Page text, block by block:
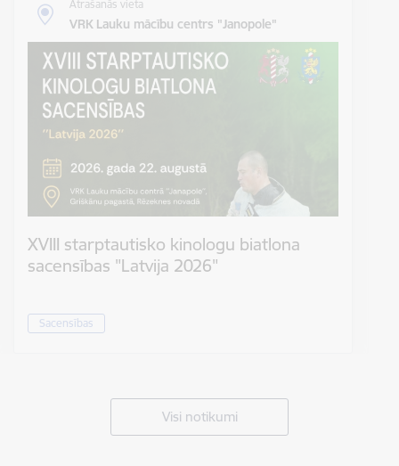
Atrašanās vieta
VRK Lauku mācību centrs "Janopole"
XVIII starptautisko kinologu biatlona
sacensības "Latvija 2026"
Sacensības
Visi notikumi